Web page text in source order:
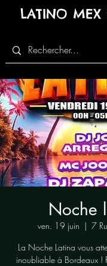
LATINO MEX
Noche
ven. 19 juin
  |
7
La Noche Latina vous
inoubliable à Bordeaux !